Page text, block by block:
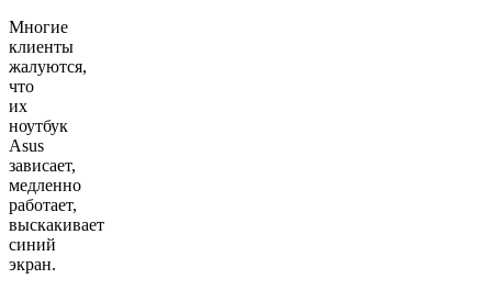
Многие
клиенты
жалуются,
что
их
ноутбук
Asus
зависает,
медленно
работает,
выскакивает
синий
экран.